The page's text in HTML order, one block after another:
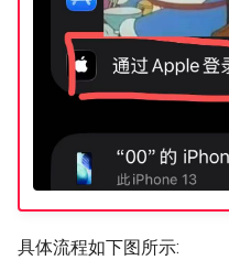
具体流程如下图所示: